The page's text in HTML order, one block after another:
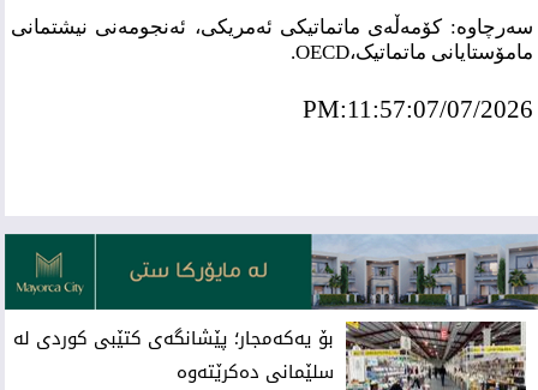
سەرچاوە: کۆمەڵەی ماتماتیکی ئەمریکی، ئەنجومەنی نیشتمانی
مامۆستایانی ماتماتیک،OECD
.
PM:11:57:07/07/2026
بۆ یەکەمجار؛ پێشانگەی کتێبی کوردی لە
سلێمانی دەکرێتەوە